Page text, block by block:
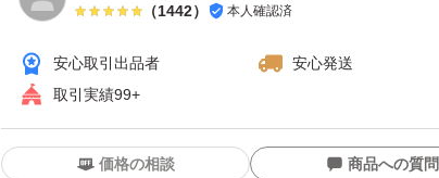
（1442） 本人確認済
安心取引出品者
安心発送
取引実績99+
価格の相談 商品への質問